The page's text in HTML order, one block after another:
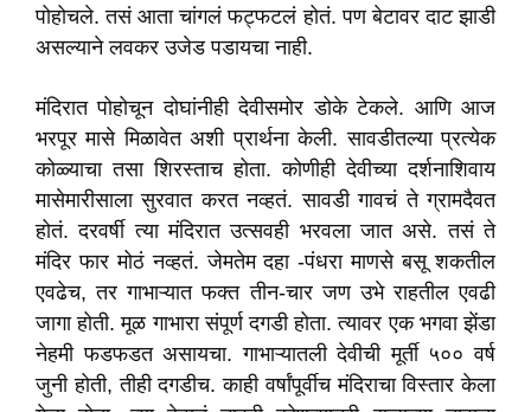
पोहोचले. तसं आता चांगलं फट्फटलं होतं. पण बेटावर दाट झाडी
असल्याने लवकर उजेड पडायचा नाही.
मंदिरात पोहोचून दोघांनीही देवीसमोर डोके टेकले. आणि आज
भरपूर मासे मिळावेत अशी प्रार्थना केली. सावडीतल्या प्रत्येक
कोळ्याचा तसा शिरस्ताच होता. कोणीही देवीच्या दर्शनाशिवाय
मासेमारीसाला सुरवात करत नव्हतं. सावडी गावचं ते ग्रामदैवत
होतं. दरवर्षी त्या मंदिरात उत्सवही भरवला जात असे. तसं ते
मंदिर फार मोठं नव्हतं. जेमतेम दहा -पंधरा माणसे बसू शकतील
एवढेच, तर गाभाऱ्यात फक्त तीन-चार जण उभे राहतील एवढी
जागा होती. मूळ गाभारा संपूर्ण दगडी होता. त्यावर एक भगवा झेंडा
नेहमी फडफडत असायचा. गाभाऱ्यातली देवीची मूर्ती ५०० वर्ष
जुनी होती, तीही दगडीच. काही वर्षांपूर्वीच मंदिराचा विस्तार केला